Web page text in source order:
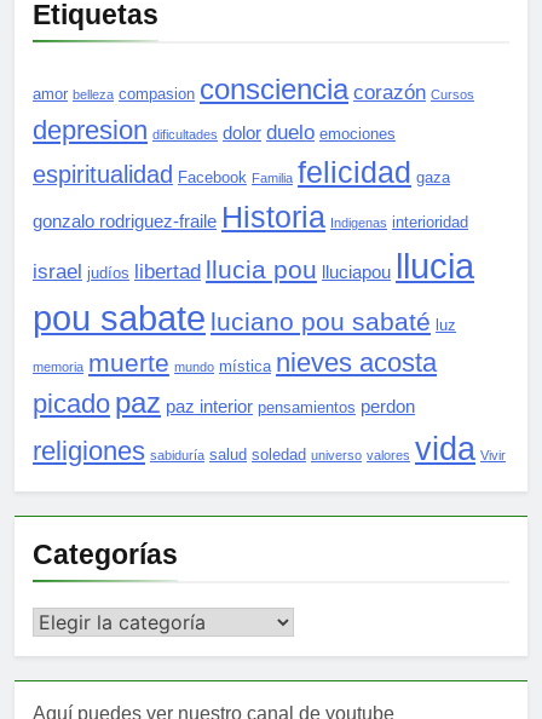
Etiquetas
amor belleza compasion consciencia corazón Cursos
depresion dificultades dolor duelo emociones
espiritualidad Facebook Familia felicidad gaza
gonzalo rodriguez-fraile Historia Indigenas interioridad
israel judíos libertad llucia pou lluciapou llucia
pou sabate luciano pou sabaté luz
memoria muerte mundo mística nieves acosta
picado paz paz interior pensamientos perdon
religiones sabiduría salud soledad universo valores vida Vivir
Categorías
Categorías
Aquí puedes ver nuestro canal de youtube